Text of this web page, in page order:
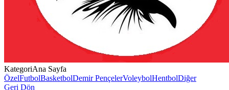
KategoriAna Sayfa
ÖzelFutbolBasketbolDemir PençelerVoleybolHentbolDiğer
Geri Dön